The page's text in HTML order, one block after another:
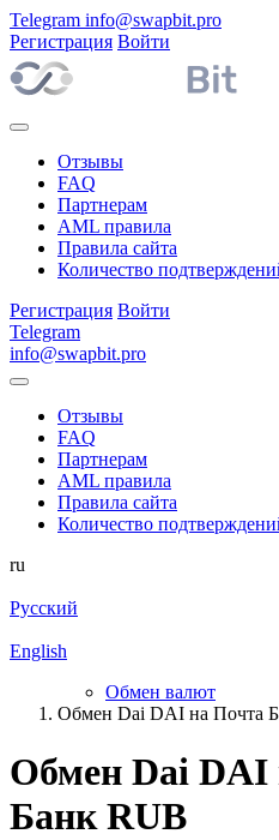
Telegram info@swapbit.pro
Регистрация Войти
Отзывы
FAQ
Партнерам
AML правила
Правила сайта
Количество
Регистрация Войти
Telegram
info@swapbit.pro
Отзывы
FAQ
Партнерам
AML правила
Правила сайта
Количество
ru
Русский
English
Обмен валют
Обмен Dai DAI на Почта
Обмен Dai DAI
Банк RUB